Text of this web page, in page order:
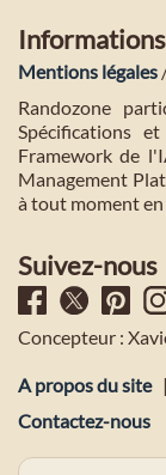
Informations
Mentions légales
Randozone
Spécifications
Framework de
Management
à tout moment en
Suivez-nous
Concepteur :
A propos du site |
Contactez-nous